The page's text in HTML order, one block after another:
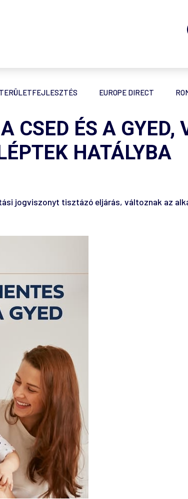
TERÜLETFEJLESZTÉS EUROPE DIRECT
CSED ÉS A
HATÁLYBA
jogviszonyt tisztázó eljárás, változnak az